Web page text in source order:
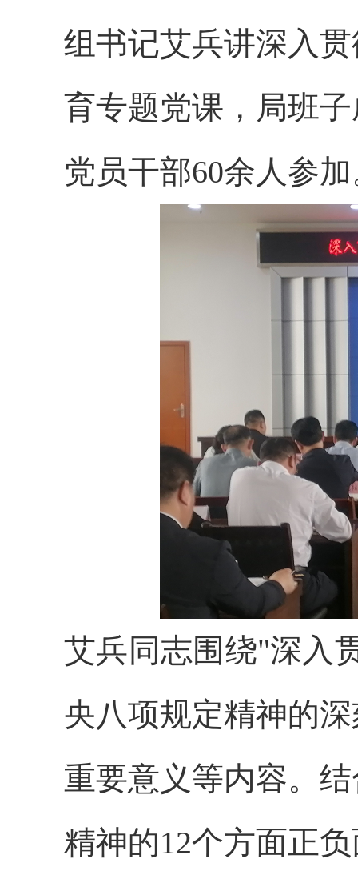
组书记艾兵讲深入
育专题党课，局班
党员干部60余人参
艾兵同志围绕"深入
央八项规定精神的
重要意义等内容。
精神的12个方面正